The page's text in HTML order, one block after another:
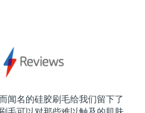
闻名的硅胶刷毛给我们留下了